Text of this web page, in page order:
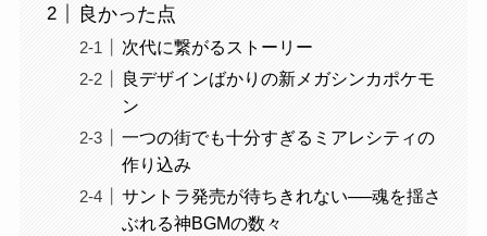
良かった点
次代に繋がるストーリー
良デザインばかりの新メガシンカポケモ
ン
一つの街でも十分すぎるミアレシティの
作り込み
サントラ発売が待ちきれない──魂を揺さ
ぶれる神BGMの数々